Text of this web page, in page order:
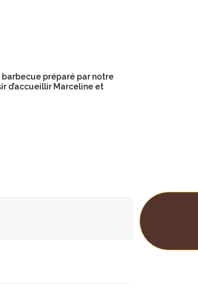
préparé par notre
d’accueillir Marceline et